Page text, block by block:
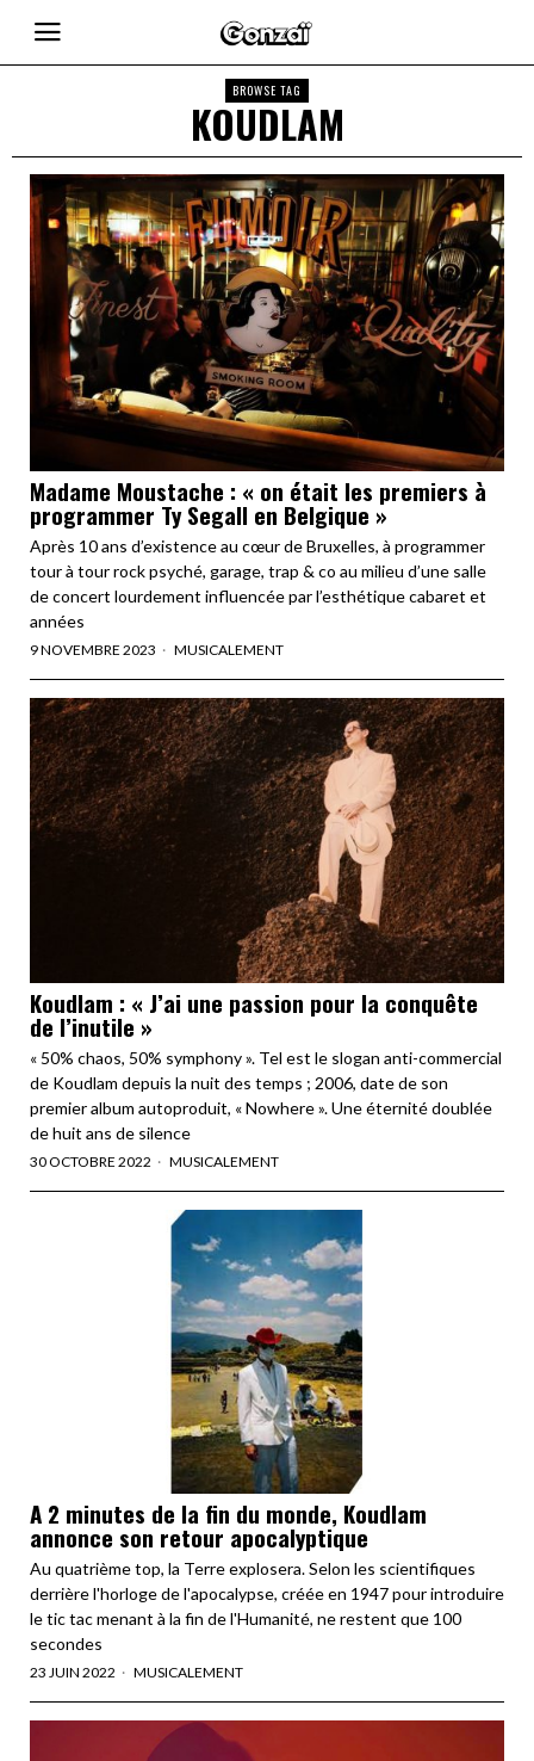
BROWSE TAG
KOUDLAM
Madame Moustache : « on était les premiers à
programmer Ty Segall en Belgique »
Après 10 ans d’existence au cœur de Bruxelles, à programmer
tour à tour rock psyché, garage, trap & co au milieu d’une salle
de concert lourdement influencée par l’esthétique cabaret et
années
9 NOVEMBRE 2023 MUSICALEMENT
Koudlam : « J’ai une passion pour la conquête
de l’inutile »
« 50% chaos, 50% symphony ». Tel est le slogan anti-commercial
de Koudlam depuis la nuit des temps ; 2006, date de son
premier album autoproduit, « Nowhere ». Une éternité doublée
de huit ans de silence
30 OCTOBRE 2022 MUSICALEMENT
A 2 minutes de la fin du monde, Koudlam
annonce son retour apocalyptique
Au quatrième top, la Terre explosera. Selon les scientifiques
derrière l'horloge de l'apocalypse, créée en 1947 pour introduire
le tic tac menant à la fin de l'Humanité, ne restent que 100
secondes
23 JUIN 2022 MUSICALEMENT